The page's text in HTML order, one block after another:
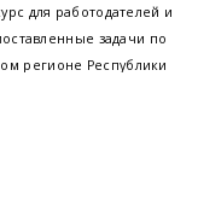
для работодателей и
задачи по
регионе Республики